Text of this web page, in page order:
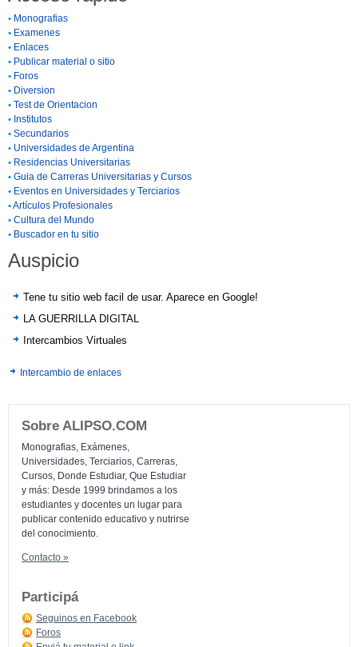
• Monografias
• Examenes
• Enlaces
• Publicar material o sitio
• Foros
• Diversion
• Test de Orientacion
• Institutos
• Secundarios
• Universidades de Argentina
• Residencias Universitarias
• Guia de Carreras Universitarias y Cursos
• Eventos en Universidades y Terciarios
•Artículos Profesionales
• Cultura del Mundo
• Buscador en tu sitio
Auspicio
Tene tu sitio web facil de usar. Aparece en Google!
LA GUERRILLA DIGITAL
Intercambios Virtuales
Intercambio de enlaces
Sobre ALIPSO.COM
Monografias, Exámenes,
Universidades, Terciarios, Carreras,
Cursos, Donde Estudiar, Que Estudiar
y más: Desde 1999 brindamos a los
estudiantes y docentes un lugar para
publicar contenido educativo y nutrirse
del conocimiento.
Contacto »
Participá
Seguinos en Facebook
Foros